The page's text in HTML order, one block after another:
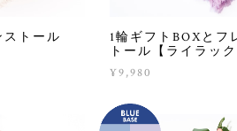
トール
1輪ギフトBOXとフ
トール【ライラック
¥9,980